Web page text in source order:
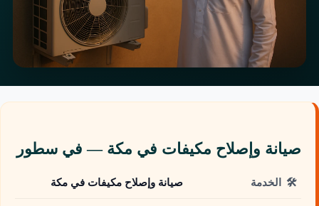
صيانة وإصلاح مكيفات في مكة — في سطور
🛠️ الخدمة صيانة وإصلاح مكيفات في مكة